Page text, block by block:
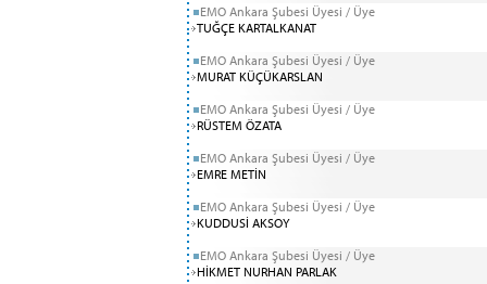
EMO Ankara Şubesi Üyesi / Üye
TUĞÇE KARTALKANAT
EMO Ankara Şubesi Üyesi / Üye
MURAT KÜÇÜKARSLAN
EMO Ankara Şubesi Üyesi / Üye
RÜSTEM ÖZATA
EMO Ankara Şubesi Üyesi / Üye
EMRE METİN
EMO Ankara Şubesi Üyesi / Üye
KUDDUSİ AKSOY
EMO Ankara Şubesi Üyesi / Üye
HİKMET NURHAN PARLAK